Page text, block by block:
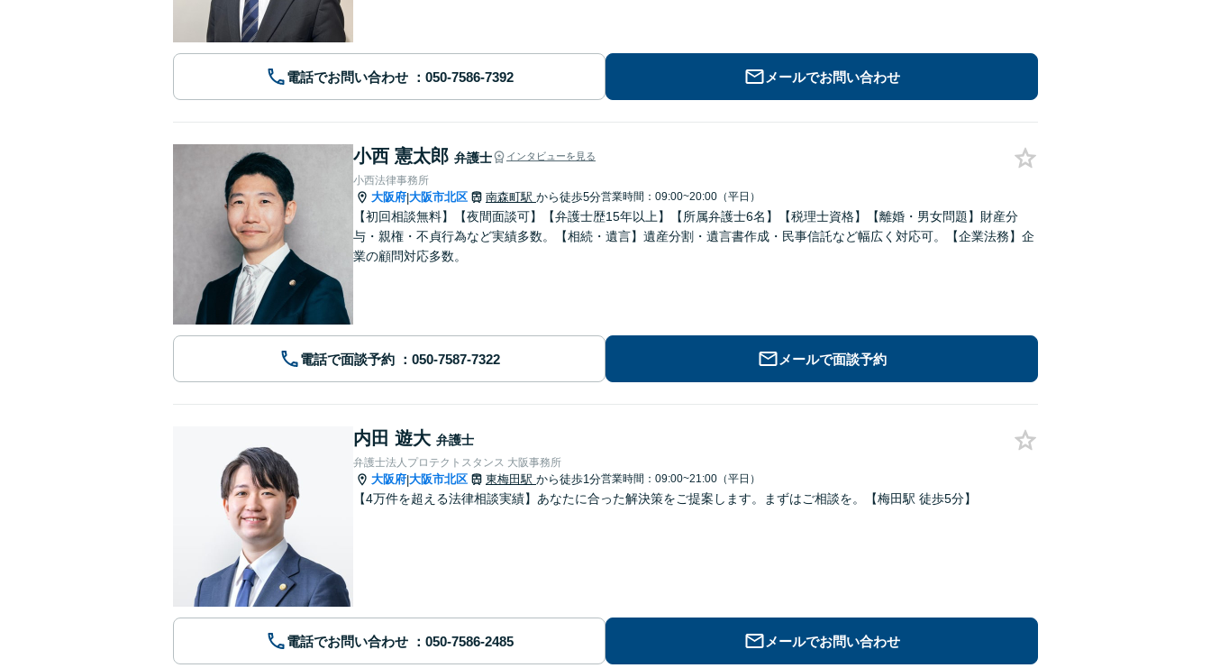
電話でお問い合わせ メールでお問い合わせ
小西 憲太郎 弁護士 インタビューを見る
小西法律事務所
大阪府|大阪市北区 南森町駅 から徒歩5分営業時間：09:00~20:00（平日）
【初回相談無料】【夜間面談可】【弁護士歴15年以上】【所属弁護士6名】【税理士資格】【離婚・男女問題】財産分
与・親権・不貞行為など実績多数。【相続・遺言】遺産分割・遺言書作成・民事信託など幅広く対応可。【企業法務】企
業の顧問対応多数。
電話で面談予約 メールで面談予約
内田 遊大 弁護士
弁護士法人プロテクトスタンス 大阪事務所
大阪府|大阪市北区 東梅田駅 から徒歩1分営業時間：09:00~21:00（平日）
【4万件を超える法律相談実績】あなたに合った解決策をご提案します。まずはご相談を。【梅田駅 徒歩5分】
電話でお問い合わせ メールでお問い合わせ